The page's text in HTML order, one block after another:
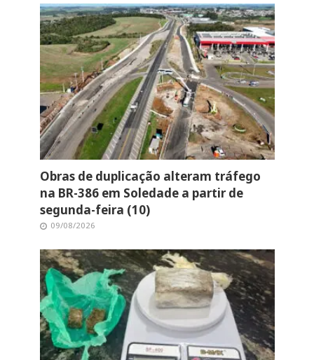
Obras de duplicação alteram tráfego
na BR-386 em Soledade a partir de
segunda-feira (10)
09/08/2026